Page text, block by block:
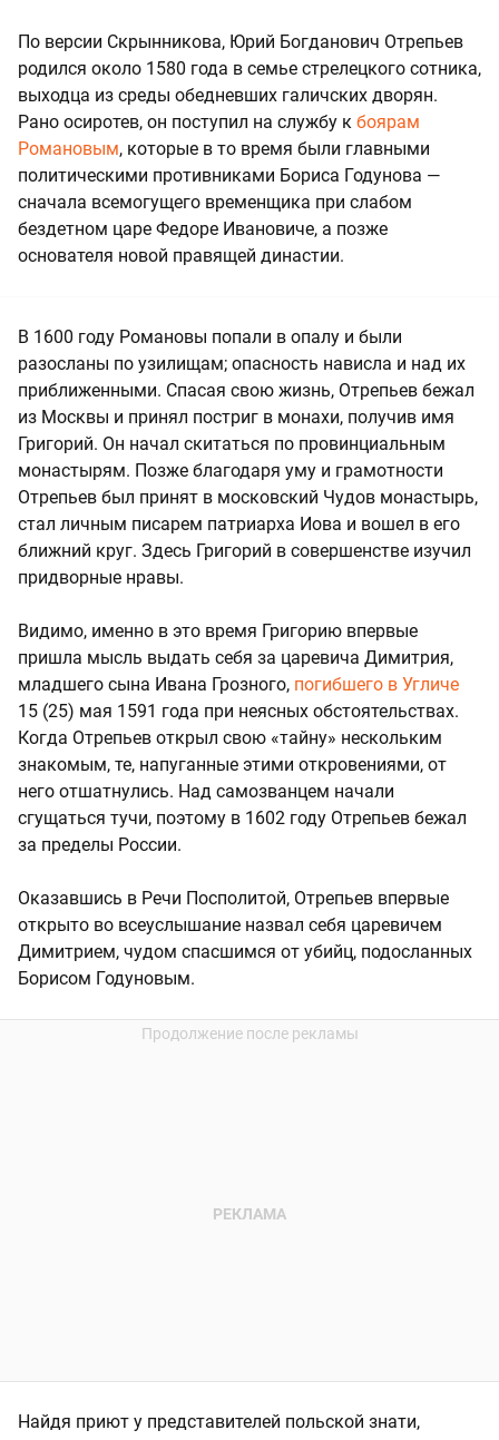
По версии Скрынникова, Юрий Богданович Отрепьев
родился около 1580 года в семье стрелецкого сотника,
выходца из среды обедневших галичских дворян.
Рано осиротев, он поступил на службу к боярам
Романовым, которые в то время были главными
политическими противниками Бориса Годунова —
сначала всемогущего временщика при слабом
бездетном царе Федоре Ивановиче, а позже
основателя новой правящей династии.
В 1600 году Романовы попали в опалу и были
разосланы по узилищам; опасность нависла и над их
приближенными. Спасая свою жизнь, Отрепьев бежал
из Москвы и принял постриг в монахи, получив имя
Григорий. Он начал скитаться по провинциальным
монастырям. Позже благодаря уму и грамотности
Отрепьев был принят в московский Чудов монастырь,
стал личным писарем патриарха Иова и вошел в его
ближний круг. Здесь Григорий в совершенстве изучил
придворные нравы.
Видимо, именно в это время Григорию впервые
пришла мысль выдать себя за царевича Димитрия,
младшего сына Ивана Грозного, погибшего в Угличе
15 (25) мая 1591 года при неясных обстоятельствах.
Когда Отрепьев открыл свою «тайну» нескольким
знакомым, те, напуганные этими откровениями, от
него отшатнулись. Над самозванцем начали
сгущаться тучи, поэтому в 1602 году Отрепьев бежал
за пределы России.
Оказавшись в Речи Посполитой, Отрепьев впервые
открыто во всеуслышание назвал себя царевичем
Димитрием, чудом спасшимся от убийц, подосланных
Борисом Годуновым.
Найдя приют у представителей польской знати,